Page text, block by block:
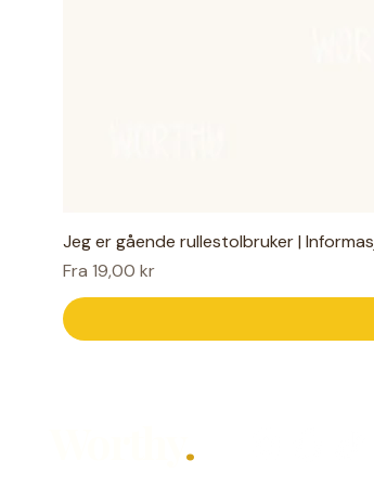
Jeg er gående rullestolbruker |
Fra 19,00 kr
Salgspris
.